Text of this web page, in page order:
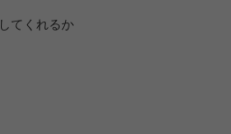
てくれるか